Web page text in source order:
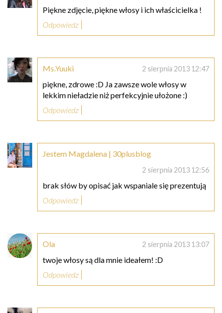
Piękne zdjęcie, piękne włosy i ich właścicielka !
Odpowiedz
Ms.Yuuki 2 sierpnia 2013 12:47
piękne, zdrowe :D Ja zawsze wole włosy w
lekkim nieładzie niż perfekcyjnie ułożone :)
Odpowiedz
Jestem Magdalena | 30plusblog
2 sierpnia 2013 12:56
brak słów by opisać jak wspaniale się prezentują
Odpowiedz
Ola 2 sierpnia 2013 13:07
twoje włosy są dla mnie ideałem! :D
Odpowiedz